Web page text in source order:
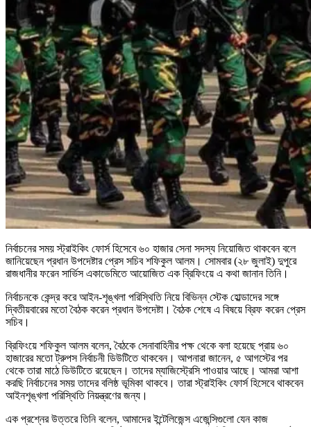
নির্বাচনের সময় স্ট্রাইকিং ফোর্স হিসেবে ৬০ হাজার সেনা সদস্য নিয়োজিত থাকবেন বলে
জানিয়েছেন প্রধান উপদেষ্টার প্রেস সচিব শফিকুল আলম। সোমবার (২৮ জুলাই) দুপুরে
রাজধানীর ফরেন সার্ভিস একাডেমিতে আয়োজিত এক ব্রিফিংয়ে এ কথা জানান তিনি।
নির্বাচনকে কেন্দ্র করে আইন-শৃঙ্খলা পরিস্থিতি নিয়ে বিভিন্ন স্টেক হোল্ডাদের সঙ্গে
দ্বিতীয়বারের মতো বৈঠক করেন প্রধান উপদেষ্টা। বৈঠক শেষে এ বিষয়ে ব্রিফ করেন প্রেস
সচিব।
ব্রিফিংয়ে শফিকুল আলম বলেন, বৈঠকে সেনাবাহিনীর পক্ষ থেকে বলা হয়েছে প্রায় ৬০
হাজারের মতো ট্রুপস নির্বাচনী ডিউটিতে থাকবেন। আপনারা জানেন, ৫ আগস্টের পর
থেকে তারা মাঠে ডিউটিতে রয়েছেন। তাদের ম্যাজিস্ট্রেসি পাওয়ার আছে। আমরা আশা
করছি নির্বাচনের সময় তাদের বলিষ্ঠ ভূমিকা থাকবে। তারা স্ট্রাইকিং ফোর্স হিসেবে থাকবেন
আইনশৃঙ্খলা পরিস্থিতি নিয়ন্ত্রণের জন্য।
এক প্রশ্নের উত্তরে তিনি বলেন, আমাদের ইন্টেলিজেন্স এজেন্সিগুলো যেন কাজ